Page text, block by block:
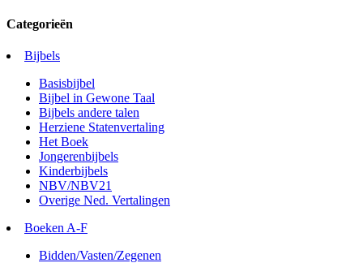
Categorieën
Bijbels
Basisbijbel
Bijbel in Gewone Taal
Bijbels andere talen
Herziene Statenvertaling
Het Boek
Jongerenbijbels
Kinderbijbels
NBV/NBV21
Overige Ned. Vertalingen
Boeken A-F
Bidden/Vasten/Zegenen